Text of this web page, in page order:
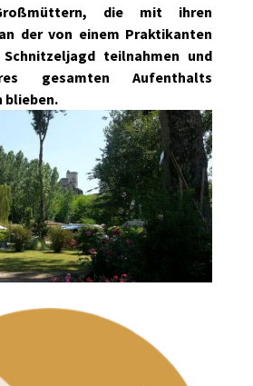
die mit ihren
der von einem Praktikanten
teilnahmen und
gesamten Aufenthalts
blieben.